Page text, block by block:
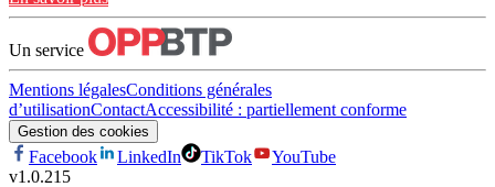
Un service
Mentions légalesConditions générales
d’utilisationContactAccessibilité : partiellement conforme
Gestion des cookies
Facebook LinkedIn TikTok
YouTube
v1.0.215